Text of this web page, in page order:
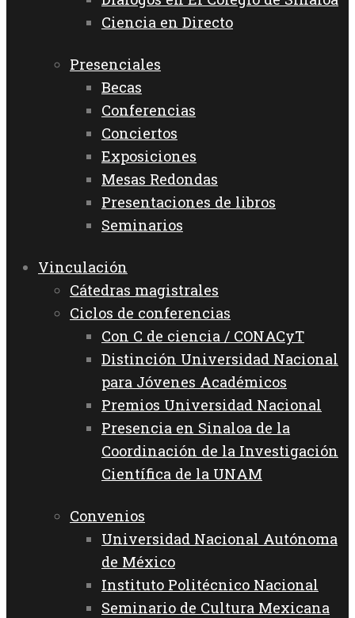
Ciencia en Directo
Presenciales
Becas
Conferencias
Conciertos
Exposiciones
Mesas Redondas
Presentaciones de libros
Seminarios
Vinculación
Cátedras magistrales
Ciclos de conferencias
Con C de ciencia / CONACyT
Distinción Universidad Nacional
para Jóvenes Académicos
Premios Universidad Nacional
Presencia en Sinaloa de la
Coordinación de la Investigación
Científica de la UNAM
Convenios
Universidad Nacional Autónoma
de México
Instituto Politécnico Nacional
Seminario de Cultura Mexicana